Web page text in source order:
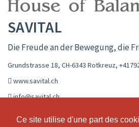
Ce site utilise d'une part des
Ce site utilise d'une part des
SAVITAL
Die Freude an der Bewegung, die
Grundstrasse 18, CH-6343 Rotkreuz,
www.savital.ch
info@savital.ch
CALENDRIER EN DIRECT
HORAIRE